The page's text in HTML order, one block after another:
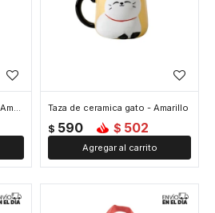
Taza Bicolor de Cerámica - Amarillo Taza de ceramica gato - Amarillo
$ 590 $ 502